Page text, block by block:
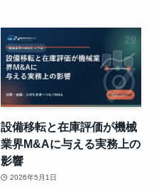
設備移転と在庫評価が機械
業界M&Aに与える実務上の
影響
2026年5月1日